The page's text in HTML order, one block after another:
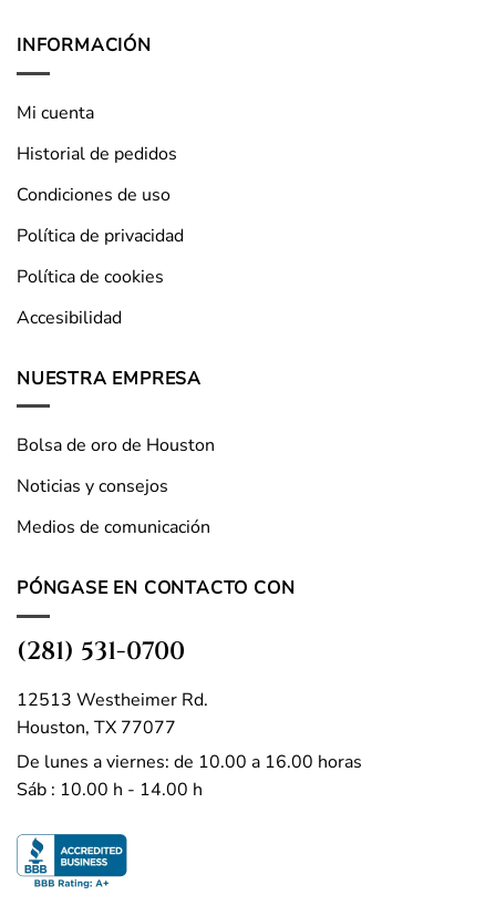
INFORMACIÓN
Mi cuenta
Historial de pedidos
Condiciones de uso
Política de privacidad
Política de cookies
Accesibilidad
NUESTRA EMPRESA
Bolsa de oro de Houston
Noticias y consejos
Medios de comunicación
PÓNGASE EN CONTACTO CON
(281) 531-0700
12513 Westheimer Rd.
Houston, TX 77077
De lunes a viernes: de 10.00 a 16.00 horas
Sáb : 10.00 h - 14.00 h